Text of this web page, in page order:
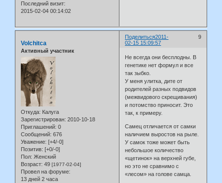
Последний визит:
2015-02-04 00:14:02
Поделиться 9
2011-
02-15 15:09:57
Volchitca
Активный участник
Откуда: Калуга
Зарегистрирован: 2010-10-18
Приглашений: 0
Сообщений: 676
Уважение: [+4/-0]
Позитив: [+0/-0]
Пол: Женский
Возраст: 49 [1977-02-04]
Провел на форуме:
13 дней 2 часа
Не всегда они бесплодны. В
генетике нет формул и все
так зыбко.
У меня улитка, дите от
родителей разных подвидов
(межвидового скрещивания)
и потомство приносит. Это
так, к примеру.
Самец отличается от самки
наличием выростов на рыле.
У самок тоже может быть
небольшое количество
«щетинок» на верхней губе,
но это не сравнимо с
«лесом» на голове самца.